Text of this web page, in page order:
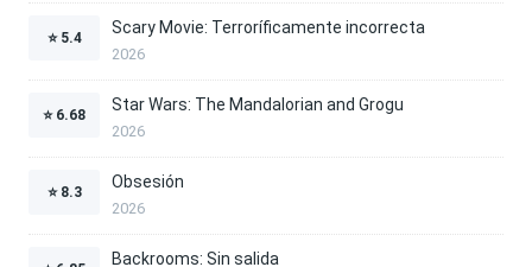
⭐ 5.4
Scary Movie: Terroríficamente incorrecta
2026
⭐ 6.68
Star Wars: The Mandalorian and Grogu
2026
⭐ 8.3
Obsesión
2026
Backrooms: Sin salida